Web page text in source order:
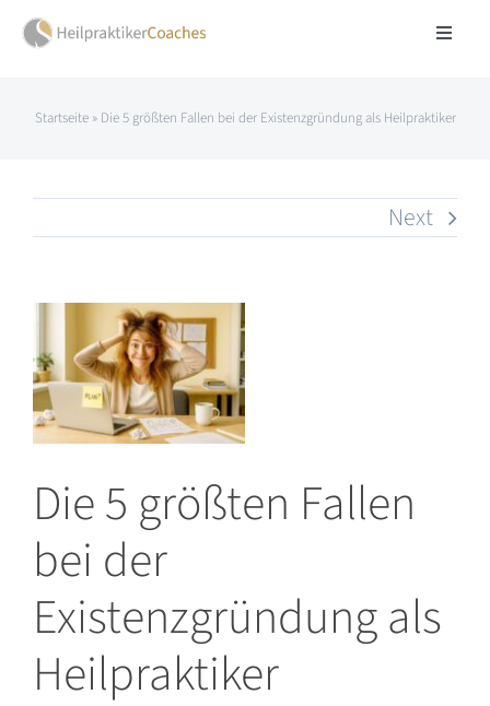
Skip
Toggle
Praxisentwicklung
Blog & Impulse
FAQ
Kontakt
Startseite» Die 5 größten Fallen bei der Existenzgründung als Heilpraktiker
Next
Larger
Image
Die 5 größten Fallen
bei der
Existenzgründung als
Heilpraktiker